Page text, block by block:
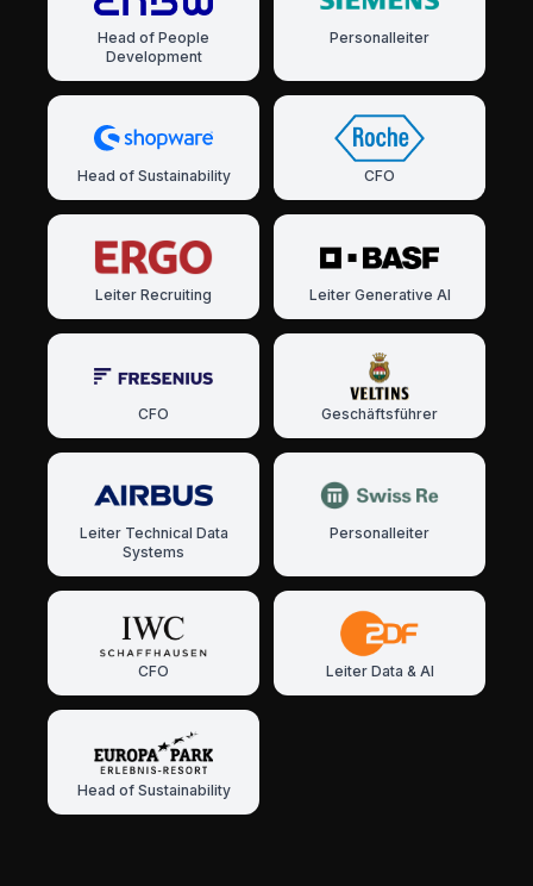
Head of People
Development
Personalleiter
Head of Sustainability CFO
Leiter Recruiting Leiter Generative AI
CFO Geschäftsführer
Leiter Technical Data
Systems
Personalleiter
CFO Leiter Data & AI
Head of Sustainability